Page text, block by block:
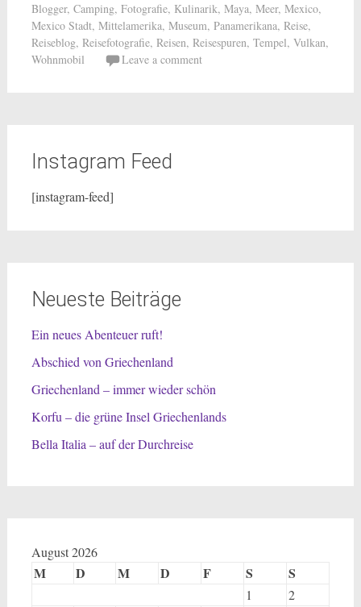
Blogger, Camping, Fotografie, Kulinarik, Maya, Meer, Mexico,
Mexico Stadt, Mittelamerika, Museum, Panamerikana, Reise,
Reiseblog, Reisefotografie, Reisen, Reisespuren, Tempel, Vulkan,
Wohnmobil
Leave a comment
Instagram Feed
[instagram-feed]
Neueste Beiträge
Ein neues Abenteuer ruft!
Abschied von Griechenland
Griechenland – immer wieder schön
Korfu – die grüne Insel Griechenlands
Bella Italia – auf der Durchreise
August 2026
M D M D F S S
1
2